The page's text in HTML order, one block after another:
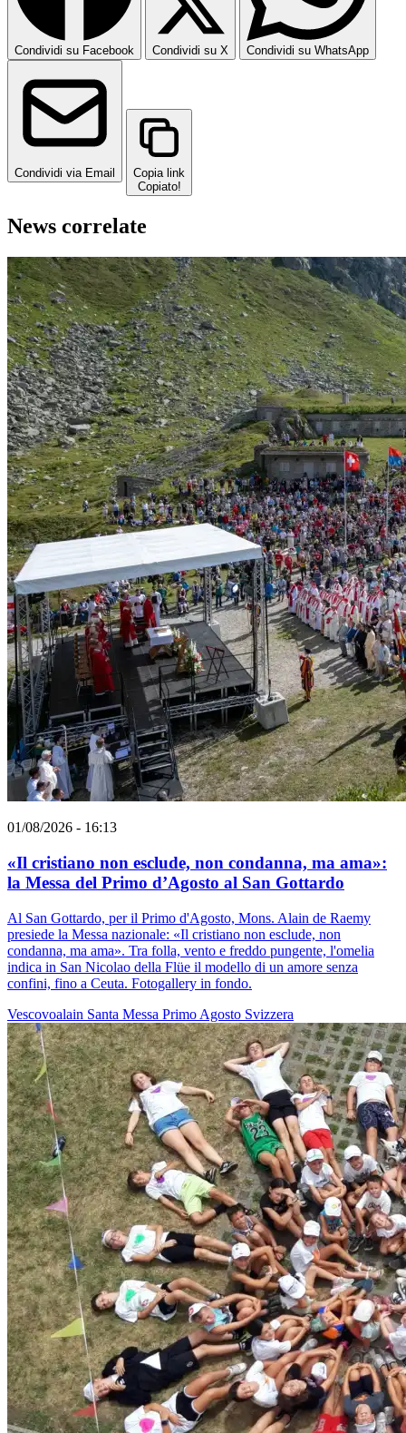
Condividi su Facebook Condividi su X Condividi su WhatsApp
Condividi via Email
Copia link
Copiato!
News correlate
01/08/2026 - 16:13
«Il cristiano non esclude, non condanna, ma ama»:
la Messa del Primo d’Agosto al San Gottardo
Al San Gottardo, per il Primo d'Agosto, Mons. Alain de Raemy
presiede la Messa nazionale: «Il cristiano non esclude, non
condanna, ma ama». Tra folla, vento e freddo pungente, l'omelia
indica in San Nicolao della Flüe il modello di un amore senza
confini, fino a Ceuta. Fotogallery in fondo.
Vescovoalain Santa Messa Primo Agosto Svizzera